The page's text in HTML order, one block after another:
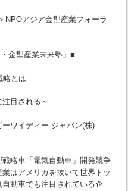
ジア金型産業フォーラ
金型産業未来塾」■
とは
目される～
ジャパン(株)
略車「電気自動車」開発競争
はアメリカを抜いて世界トッ
動車でも注目されている企